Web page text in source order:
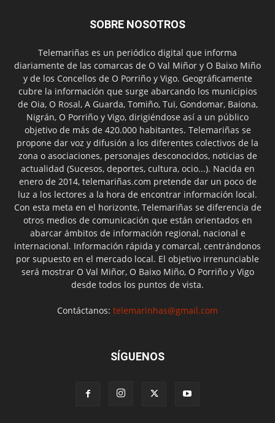
SOBRE NOSOTROS
Telemariñas es un periódico digital que informa
diariamente de las comarcas de O Val Miñor y O Baixo Miño
y de los Concellos de O Porriño y Vigo. Geográficamente
cubre la información que surge abarcando los municipios
de Oia, O Rosal, A Guarda, Tomiño, Tui, Gondomar, Baiona,
Nigrán, O Porriño y Vigo, dirigiéndose así a un público
objetivo de más de 420.000 habitantes. Telemariñas se
propone dar voz y difusión a los diferentes colectivos de la
zona o asociaciones, personajes desconocidos, noticias de
actualidad (Sucesos, deportes, cultura, ocio...). Nacida en
enero de 2014, telemariñas.com pretende dar un poco de
luz a los lectores a la hora de encontrar información local.
Con esta meta en el horizonte, Telemariñas se diferencia de
otros medios de comunicación que están orientados en
abarcar ámbitos de información regional, nacional e
internacional. Información rápida y comarcal, centrándonos
por supuesto en el mercado local. El objetivo irrenunciable
será mostrar O Val Miñor, O Baixo Miño, O Porriño y Vigo
desde todos los puntos de vista.
Contáctanos: telemarinhas@gmail.com
SÍGUENOS